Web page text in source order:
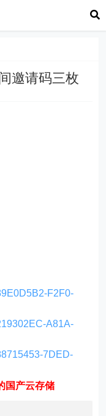
邀请码三枚
F2F0-
A81A-
7DED-
国产云存储